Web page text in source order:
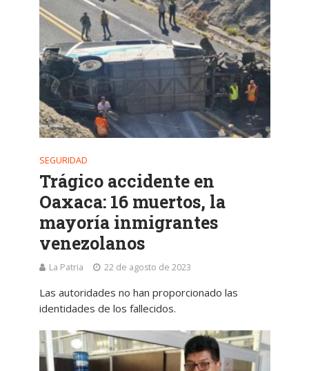
SEGURIDAD
Trágico accidente en
Oaxaca: 16 muertos, la
mayoría inmigrantes
venezolanos
La Patria 22 de agosto de 2023
Las autoridades no han proporcionado las
identidades de los fallecidos.